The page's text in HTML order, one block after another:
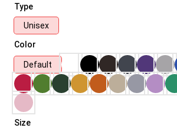
Type
Unisex
Color
Default
Size